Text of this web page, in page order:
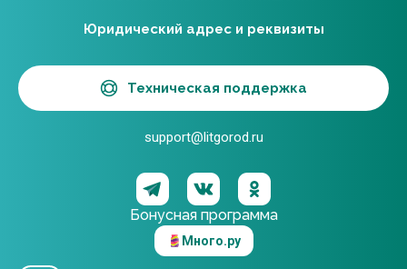
Бонусная программа
Много.ру
Юридический адрес и реквизиты
Техническая поддержка
support@litgorod.ru